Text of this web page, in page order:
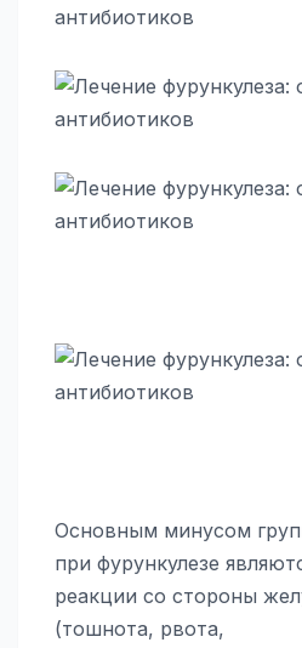
Основным минусом
при фурункулезе
реакции со стороны
(тошнота, рвота,